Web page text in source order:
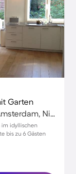
Garten
Amsterdam, Verwaltung von Amsterdam, Niederlande
im idyllischen
bis zu 6 Gästen